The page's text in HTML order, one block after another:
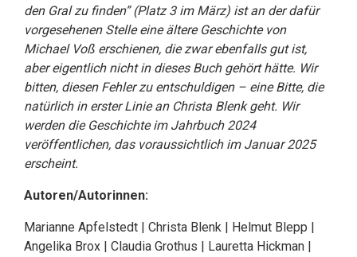
den Gral zu finden” (Platz 3 im März) ist an der dafür
vorgesehenen Stelle eine ältere Geschichte von
Michael Voß erschienen, die zwar ebenfalls gut ist,
aber eigentlich nicht in dieses Buch gehört hätte. Wir
bitten, diesen Fehler zu entschuldigen – eine Bitte, die
natürlich in erster Linie an Christa Blenk geht. Wir
werden die Geschichte im Jahrbuch 2024
veröffentlichen, das voraussichtlich im Januar 2025
erscheint.
Autoren/Autorinnen:
Marianne Apfelstedt | Christa Blenk | Helmut Blepp |
Angelika Brox | Claudia Grothus | Lauretta Hickman |